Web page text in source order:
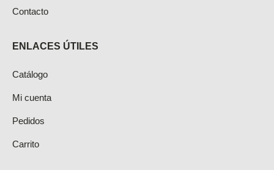
Contacto
ENLACES ÚTILES
Catálogo
Mi cuenta
Pedidos
Carrito